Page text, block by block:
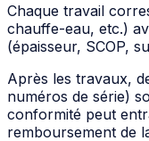
Chaque travail
chauffe-eau, etc.)
(épaisseur, SCOP,
Après les travaux,
numéros de série)
conformité peut
remboursement de